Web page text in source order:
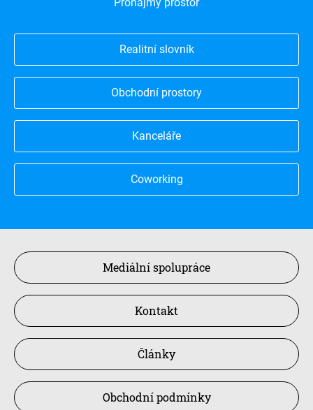
Realitní slovník
Obchodní prostory
Kanceláře
Coworking
Mediální spolupráce
Kontakt
Články
Obchodní podmínky